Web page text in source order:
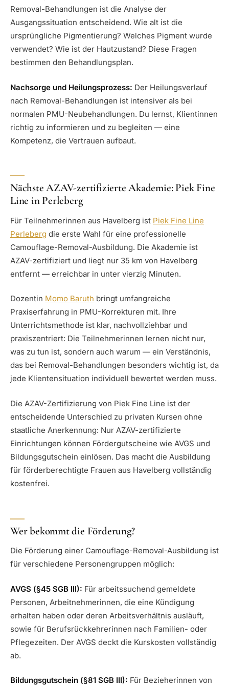
Removal-Behandlungen ist die Analyse der
Ausgangssituation entscheidend. Wie alt ist die
ursprüngliche Pigmentierung? Welches Pigment wurde
verwendet? Wie ist der Hautzustand? Diese Fragen
bestimmen den Behandlungsplan.
Nachsorge und Heilungsprozess: Der Heilungsverlauf
nach Removal-Behandlungen ist intensiver als bei
normalen PMU-Neubehandlungen. Du lernst, Klientinnen
richtig zu informieren und zu begleiten — eine
Kompetenz, die Vertrauen aufbaut.
Nächste AZAV-zertifizierte Akademie: Piek Fine
Line in Perleberg
Für Teilnehmerinnen aus Havelberg ist Piek Fine Line
Perleberg die erste Wahl für eine professionelle
Camouflage-Removal-Ausbildung. Die Akademie ist
AZAV-zertifiziert und liegt nur 35 km von Havelberg
entfernt — erreichbar in unter vierzig Minuten.
Dozentin Momo Baruth bringt umfangreiche
Praxiserfahrung in PMU-Korrekturen mit. Ihre
Unterrichtsmethode ist klar, nachvollziehbar und
praxiszentriert: Die Teilnehmerinnen lernen nicht nur,
was zu tun ist, sondern auch warum — ein Verständnis,
das bei Removal-Behandlungen besonders wichtig ist, da
jede Klientensituation individuell bewertet werden muss.
Die AZAV-Zertifizierung von Piek Fine Line ist der
entscheidende Unterschied zu privaten Kursen ohne
staatliche Anerkennung: Nur AZAV-zertifizierte
Einrichtungen können Fördergutscheine wie AVGS und
Bildungsgutschein einlösen. Das macht die Ausbildung
für förderberechtigte Frauen aus Havelberg vollständig
kostenfrei.
Wer bekommt die Förderung?
Die Förderung einer Camouflage-Removal-Ausbildung ist
für verschiedene Personengruppen möglich:
AVGS (§45 SGB III): Für arbeitssuchend gemeldete
Personen, Arbeitnehmerinnen, die eine Kündigung
erhalten haben oder deren Arbeitsverhältnis ausläuft,
sowie für Berufsrückkehrerinnen nach Familien- oder
Pflegezeiten. Der AVGS deckt die Kurskosten vollständig
ab.
Bildungsgutschein (§81 SGB III): Für Bezieherinnen von